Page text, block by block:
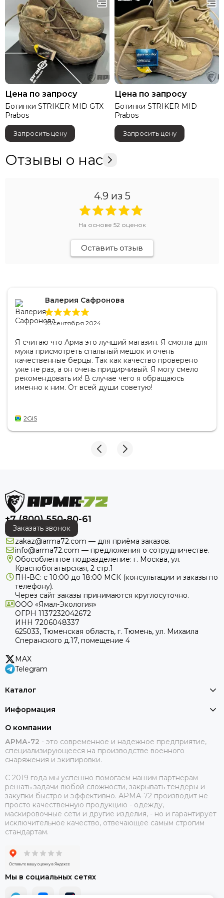
Vector Optics
ANA TACTICAL
UGreen
EBERLESTOCK
Газпром космические системы
Волджет
Gens ace
Цена по запросу
Ботинки STRIKER MID GTX
Prabos
Запросить цену
Цена по запросу
Ботинки STRIKER MID
Prabos
Запросить цену
Отзывы о нас
4.9 из 5
На основе 52оценок
Оставить отзыв
Валерия Сафронова
25 сентября 2024
Я считаю что Арма это лучший магазин. Я смогла для
мужа присмотреть спальный мешок и очень
качественные берцы. Так как качество проверено
уже не раз, а он очень придирчивый. Я могу смело
рекомендовать их! В случае чего я обращаюсь
именно к ним. От всей души советую!
2GIS
+7 (800) 550-80-61
Заказать звонок
zakaz@arma72.com — для приёма заказов.
info@arma72.com — предложения о сотрудничестве.
Обособленное подразделение: г. Москва, ул.
Краснобогатырская, 2 стр.1
ПН-ВС: с 10:00 до 18:00 МСК (консультации и заказы по
телефону).
Через сайт заказы принимаются круглосуточно.
ООО «Ямал-Экология»
ОГРН 1137232042672
ИНН 7206048337
625033, Тюменская область, г. Тюмень, ул. Михаила
Сперанского д.17, помещение 4
MAX
Telegram
Каталог
Информация
О компании
АРМА-72 - это современное и надежное предприятие,
специализирующееся на производстве военного
снаряжения и экипировки.
С 2019 года мы успешно помогаем нашим партнерам
решать задачи любой сложности, закрывать тендеры и
закупки быстро и эффективно. АРМА-72 производит не
просто качественную продукцию - одежду,
маскировочные сети и другие изделия, - но и гарантирует
исключительное качество, отвечающее самым строгим
стандартам.
Мы в социальных сетях